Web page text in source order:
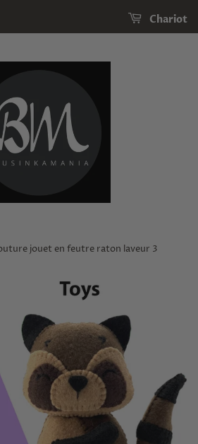
Chariot
jouet en feutre raton laveur 3